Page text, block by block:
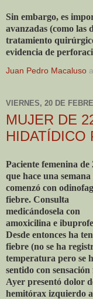
Sin embargo, es
avanzadas (como las
tratamiento
evidencia de
Juan Pedro Macaluso
VIERNES, 20 DE
MUJER DE
HIDATÍDICO
Paciente femenina de
que hace una semana
comenzó con
fiebre. Consulta
medicándosela con
amoxicilina e
Desde entonces ha
fiebre (no se ha
temperatura pero se
sentido con
Ayer presentó dolor
hemitórax izquierdo